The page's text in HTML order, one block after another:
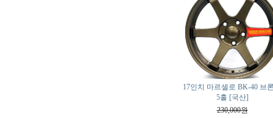
17인치 마르셀로 BK-40 브
5홀 [국산]
230,000원